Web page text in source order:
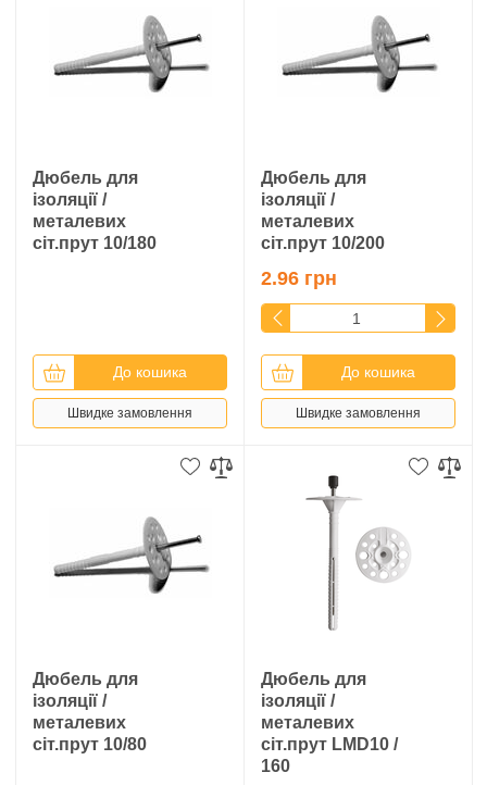
Дюбель для
ізоляції /
металевих
сіт.прут 10/180
До кошика
Швидке замовлення
Дюбель для
ізоляції /
металевих
сіт.прут 10/200
2.96 грн
До кошика
Швидке замовлення
Дюбель для
ізоляції /
металевих
сіт.прут 10/80
Дюбель для
ізоляції /
металевих
сіт.прут LMD10 /
160